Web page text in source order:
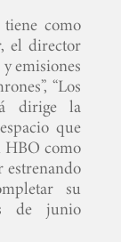
como
el director
emisiones
“Los
dirige la
que
HBO como
su
de junio